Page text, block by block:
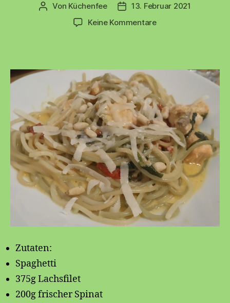
Beitragsautor
Von Küchenfee Beitragsdatum
13. Februar 2021
Keine Kommentarezu
🍝
Einfach
und
schnell
Zutaten:
Spaghetti
375g Lachsfilet
200g frischer Spinat